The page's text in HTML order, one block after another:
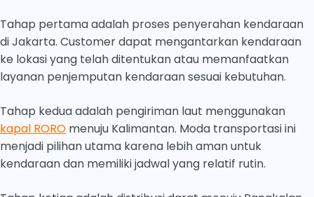
Tahap pertama adalah proses penyerahan kendaraan
di Jakarta. Customer dapat mengantarkan kendaraan
ke lokasi yang telah ditentukan atau memanfaatkan
layanan penjemputan kendaraan sesuai kebutuhan.
Tahap kedua adalah pengiriman laut menggunakan
kapal RORO menuju Kalimantan. Moda transportasi ini
menjadi pilihan utama karena lebih aman untuk
kendaraan dan memiliki jadwal yang relatif rutin.